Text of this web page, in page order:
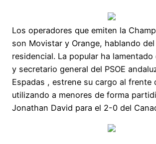
Los operadores que emiten la
son Movistar y Orange, hablando
residencial. La popular ha lamentado
y secretario general del PSOE
Espadas , estrene su cargo al frente
utilizando a menores de forma
Jonathan David para el 2-0 del